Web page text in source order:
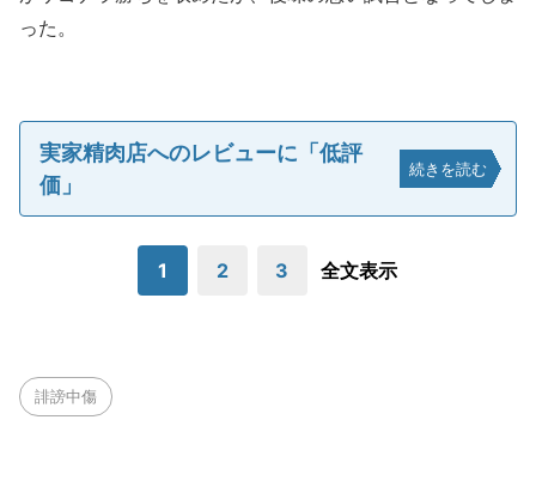
った。
実家精肉店へのレビューに「低評
価」
続きを読む
1 2 3 全文表示
誹謗中傷